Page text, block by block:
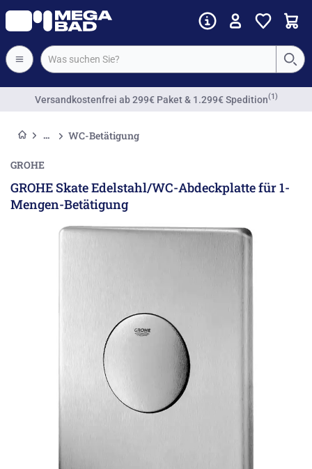
Versandkostenfrei ab 299€ Paket & 1.299€ Spedition(1)
WC-Betätigung
GROHE
GROHE Skate Edelstahl/WC-Abdeckplatte für 1-
Mengen-Betätigung